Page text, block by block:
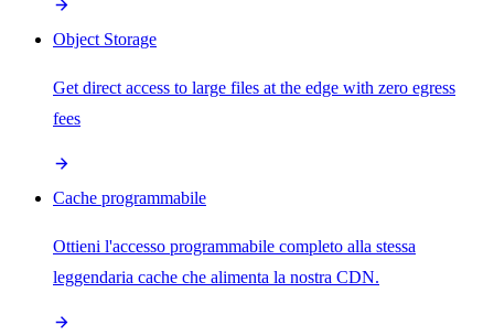
Object Storage
Get direct access to large files at the edge with zero egress
fees
Cache programmabile
Ottieni l'accesso programmabile completo alla stessa
leggendaria cache che alimenta la nostra CDN.